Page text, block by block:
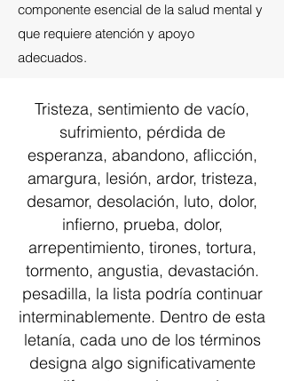
componente esencial de la salud mental y
que requiere atención y apoyo
adecuados.
Tristeza, sentimiento de vacío,
sufrimiento, pérdida de
esperanza, abandono, aflicción,
amargura, lesión, ardor, tristeza,
desamor, desolación, luto, dolor,
infierno, prueba, dolor,
arrepentimiento, tirones, tortura,
tormento, angustia, devastación.
pesadilla, la lista podría continuar
interminablemente. Dentro de esta
letanía, cada uno de los términos
designa algo significativamente